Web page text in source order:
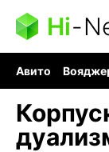
Hi-
Авито